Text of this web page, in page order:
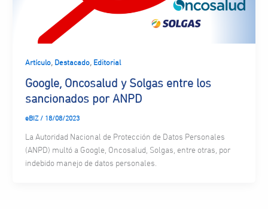
Artículo, Destacado, Editorial
Google, Oncosalud y Solgas entre los
sancionados por ANPD
eBIZ / 18/08/2023
La Autoridad Nacional de Protección de Datos Personales
(ANPD) multó a Google, Oncosalud, Solgas, entre otras, por
indebido manejo de datos personales.